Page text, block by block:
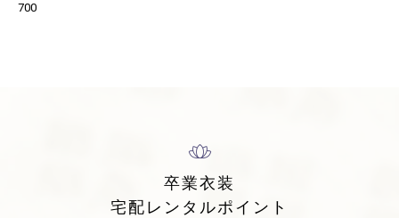
700
卒業衣装
宅配レンタルポイント